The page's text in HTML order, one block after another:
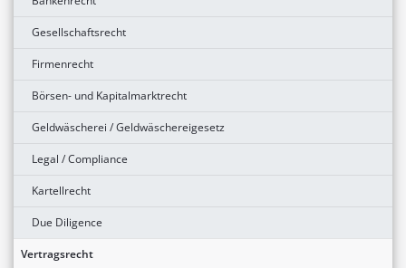
Gesellschaftsrecht
Firmenrecht
Börsen- und Kapitalmarktrecht
Geldwäscherei / Geldwäschereigesetz
Legal / Compliance
Kartellrecht
Due Diligence
Vertragsrecht